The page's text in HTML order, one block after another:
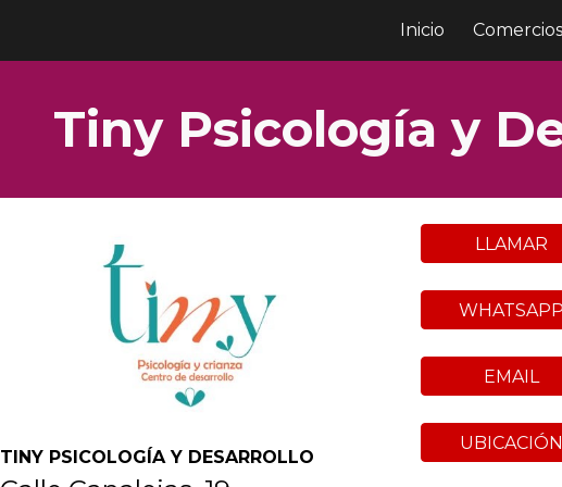
Inicio Comercios
Tiny Psicología y
TINY PSICOLOGÍA Y DESARROLLO
LLAMAR
WHATSAPP
EMAIL
UBICACIÓN